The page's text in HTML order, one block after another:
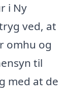
i Ny
ved, at
omhu og
til
med at de